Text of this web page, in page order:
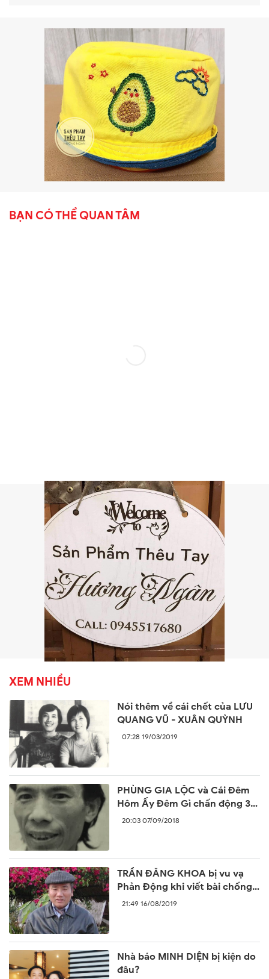
BẠN CÓ THỂ QUAN TÂM
XEM NHIỀU
Nói thêm về cái chết của LƯU
QUANG VŨ - XUÂN QUỲNH
07:28 19/03/2019
PHÙNG GIA LỘC và Cái Đêm
Hôm Ấy Đêm Gì chấn động 30
năm trước
20:03 07/09/2018
TRẦN ĐĂNG KHOA bị vu vạ
Phản Động khi viết bài chống
lại sự ngang ngược của Trung
21:49 16/08/2019
Nhà báo MINH DIỆN bị kiện do
đâu?